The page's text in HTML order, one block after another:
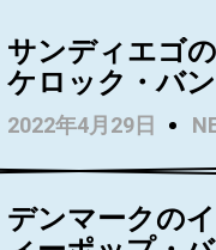
サンディエゴ
ケロック・バ
Wild Wild Wets
ュー・アルバム
『Love Always
月27日にリリ
アルバムからニ
2022年4月29日
デンマークの